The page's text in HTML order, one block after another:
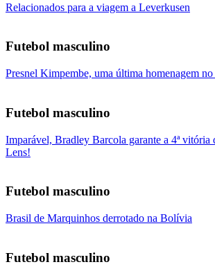
Relacionados para a viagem a Leverkusen
Futebol masculino
Presnel Kimpembe, uma última homenagem no
Futebol masculino
Imparável, Bradley Barcola garante a 4ª vitória
Lens!
Futebol masculino
Brasil de Marquinhos derrotado na Bolívia
Futebol masculino